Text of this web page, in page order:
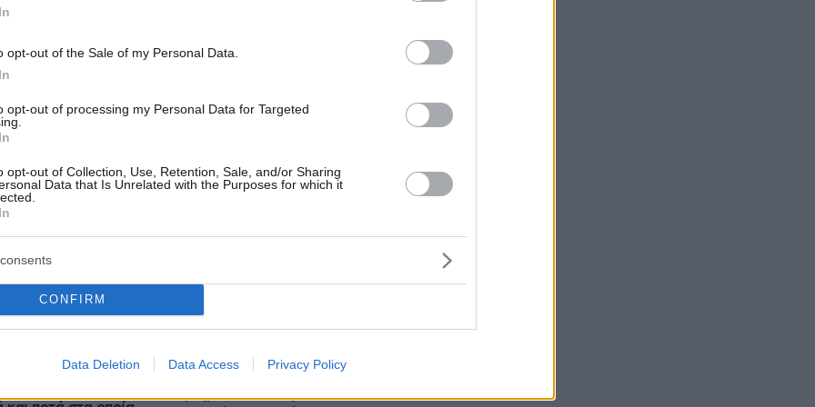
opt-out of the Sale of my Personal Data.
opt-out of processing my Personal Data for Targeted
opt-out of Collection, Use, Retention, Sale, and/or Sharing
Data that Is Unrelated with the Purposes for which it
CONFIRM
Data Deletion Data Access Privacy Policy
Ειδήσεις Σχολιασμένα
της φωτιάς στην
επιχειρούν
τους
εμπλέκονται
75χρονης στα
Τι συμβαίνει
Ταξιδιωτικές σημειώσεις για ένα
Δύο συλλήψεις για τις φωτιές σε
Σκύρο και Λακωνία: Βραχυκύκλωσε
ΠΑΟΚ - Άντερλεχτ 0-1:
«τελικός» πρόκρισης στις
Εξιτήριο από κέντρο